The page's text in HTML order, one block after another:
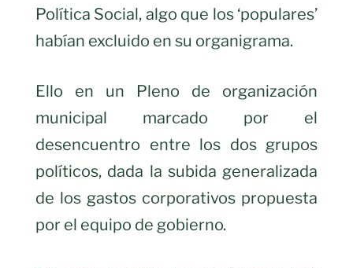
Política Social, algo que los ‘populares’
habían excluido en su organigrama.
Ello en un Pleno de organización
municipal marcado por el
desencuentro entre los dos grupos
políticos, dada la subida generalizada
de los gastos corporativos propuesta
por el equipo de gobierno.